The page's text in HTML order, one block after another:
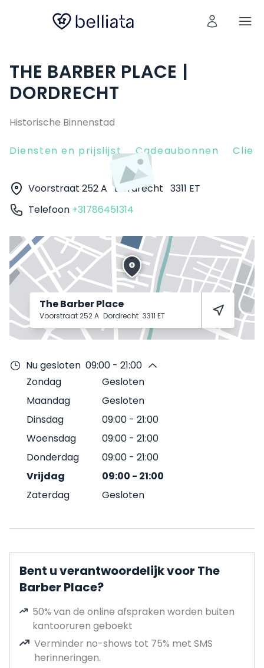
THE BARBER PLACE |
DORDRECHT
Historische Binnenstad
Diensten en prijslijst Cadeaubonnen
Voorstraat 252 A Dordrecht 3311 ET
Telefoon +31786451314
The Barber Place
Voorstraat 252 A Dordrecht 3311 ET
Nu gesloten 09:00 - 21:00
Zondag
Gesloten
Maandag
Gesloten
Dinsdag
09:00 - 21:00
Woensdag
09:00 - 21:00
Donderdag
09:00 - 21:00
Vrijdag
09:00 - 21:00
Zaterdag
Gesloten
Bent u verantwoordelijk voor The
Barber Place?
50% van de online afspraken worden buiten
kantooruren geboekt
Verminder no-shows tot 75% met SMS
herinneringen.